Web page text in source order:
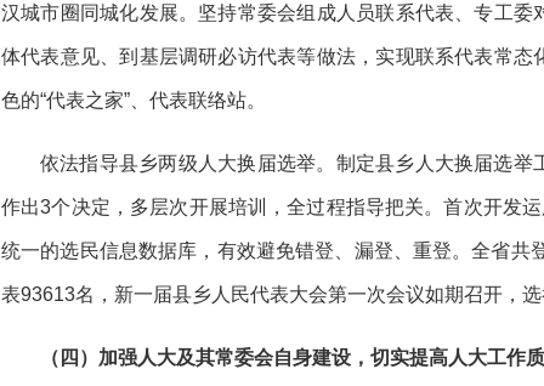
汉城市圈同城化发展。坚持常委会组成人员联系代表、专工
体代表意见、到基层调研必访代表等做法，实现联系代表常
色的“代表之家”、代表联络站。
依法指导县乡两级人大换届选举。制定县乡人大换届选
作出3个决定，多层次开展培训，全过程指导把关。首次开发
统一的选民信息数据库，有效避免错登、漏登、重登。全省共
表93613名，新一届县乡人民代表大会第一次会议如期召开，
（四）加强人大及其常委会自身建设，切实提高人大工作